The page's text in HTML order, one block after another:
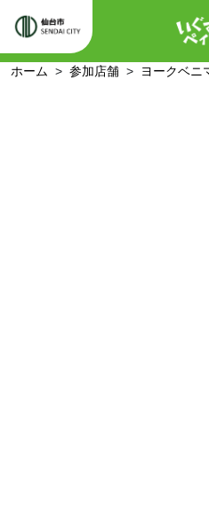
ホーム 参加店舗 ヨークベニ